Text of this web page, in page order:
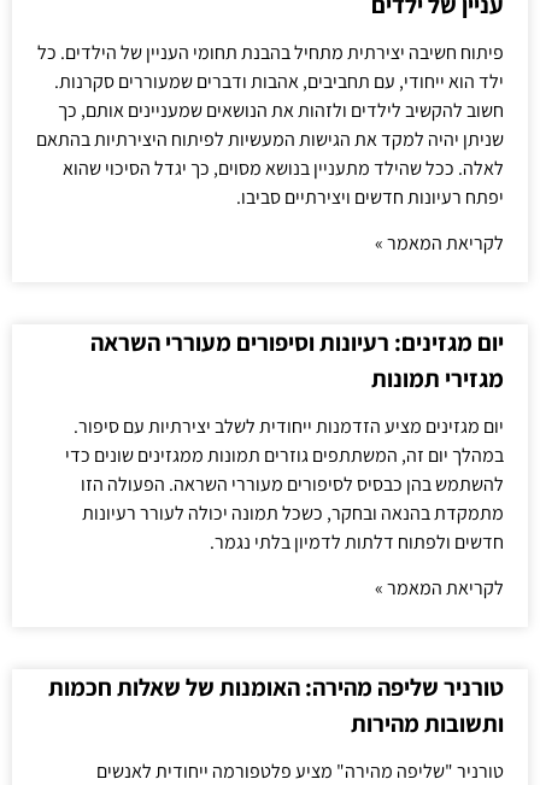
פיתוח חשיבה יצירתית מתחיל בהבנת תחומי העניין של הילדים. כל
ילד הוא ייחודי, עם תחביבים, אהבות ודברים שמעוררים סקרנות.
חשוב להקשיב לילדים ולזהות את הנושאים שמעניינים אותם, כך
שניתן יהיה למקד את הגישות המעשיות לפיתוח היצירתיות בהתאם
לאלה. ככל שהילד מתעניין בנושא מסוים, כך יגדל הסיכוי שהוא
יפתח רעיונות חדשים ויצירתיים סביבו.
לקריאת המאמר »
יום מגזינים: רעיונות וסיפורים מעוררי השראה
מגזירי תמונות
יום מגזינים מציע הזדמנות ייחודית לשלב יצירתיות עם סיפור.
במהלך יום זה, המשתתפים גוזרים תמונות ממגזינים שונים כדי
להשתמש בהן כבסיס לסיפורים מעוררי השראה. הפעולה הזו
מתמקדת בהנאה ובחקר, כשכל תמונה יכולה לעורר רעיונות
חדשים ולפתוח דלתות לדמיון בלתי נגמר.
לקריאת המאמר »
טורניר שליפה מהירה: האומנות של שאלות חכמות
ותשובות מהירות
טורניר "שליפה מהירה" מציע פלטפורמה ייחודית לאנשים